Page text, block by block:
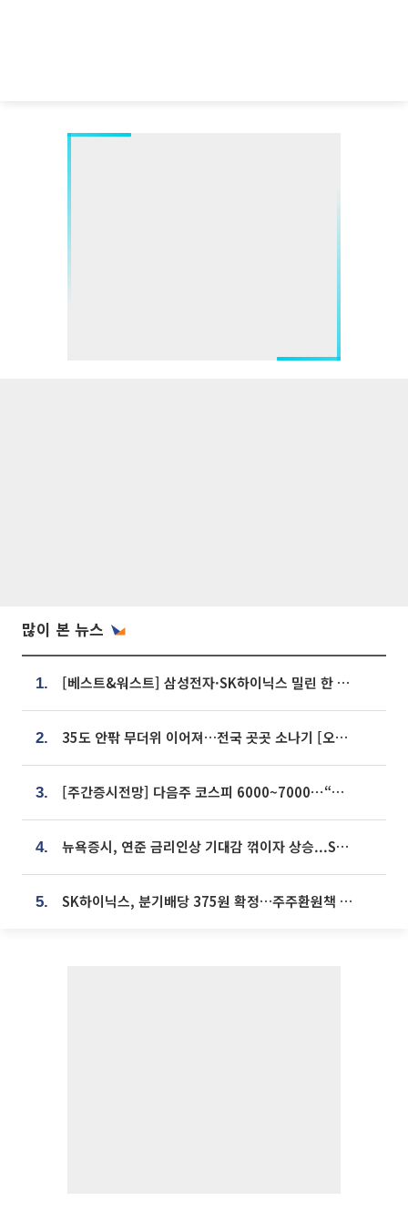
많이 본 뉴스
1. [베스트&워스트] 삼성전자·SK하이닉스 밀린 한 주…상상인증권은 85% 급등
2. 35도 안팎 무더위 이어져…전국 곳곳 소나기 [오늘 날씨]
3. [주간증시전망] 다음주 코스피 6000~7000⋯“外人 수급은 정책이 변수”
4. 뉴욕증시, 연준 금리인상 기대감 꺾이자 상승...S&P500 사상 최고치 [종합]
5. SK하이닉스, 분기배당 375원 확정…주주환원책 9월로 앞당겨 발표